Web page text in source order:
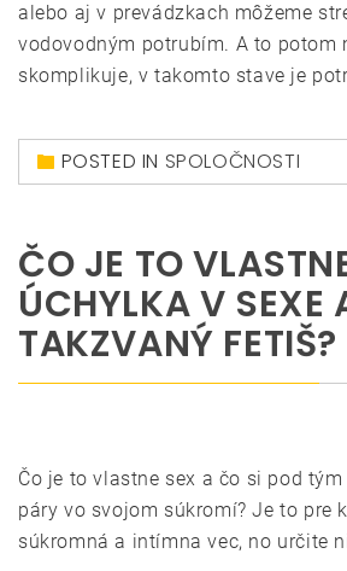
alebo aj v prevádzkach môžeme
vodovodným potrubím. A to potom
skomplikuje, v takomto stave je
POSTED IN SPOLOČNOSTI
ČO JE TO
ÚCHYLKA V SEXE
TAKZVANÝ FETIŠ?
Čo je to vlastne sex a čo si pod
páry vo svojom súkromí? Je to pre
súkromná a intímna vec, no určite